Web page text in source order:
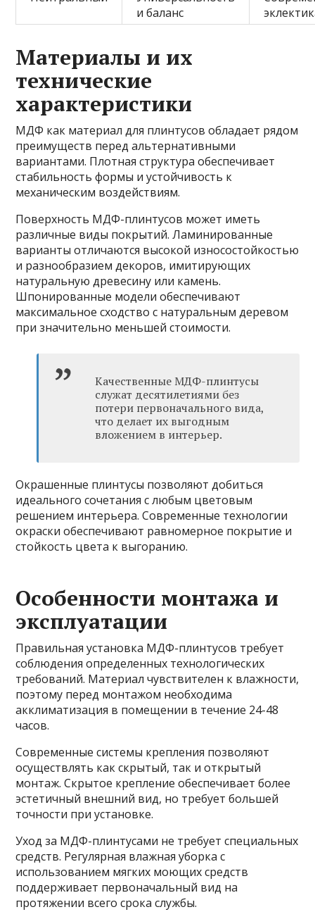
и баланс
Материалы и их
технические
характеристики
МДФ как материал для плинтусов обладает рядом
преимуществ перед альтернативными
вариантами. Плотная структура обеспечивает
стабильность формы и устойчивость к
механическим воздействиям.
Поверхность МДФ-плинтусов может иметь
различные виды покрытий. Ламинированные
варианты отличаются высокой износостойкостью
и разнообразием декоров, имитирующих
натуральную древесину или камень.
Шпонированные модели обеспечивают
максимальное сходство с натуральным деревом
при значительно меньшей стоимости.
Качественные МДФ-плинтусы
служат десятилетиями без
потери первоначального вида,
что делает их выгодным
вложением в интерьер.
Окрашенные плинтусы позволяют добиться
идеального сочетания с любым цветовым
решением интерьера. Современные технологии
окраски обеспечивают равномерное покрытие и
стойкость цвета к выгоранию.
Особенности монтажа и
эксплуатации
Правильная установка МДФ-плинтусов требует
соблюдения определенных технологических
требований. Материал чувствителен к влажности,
поэтому перед монтажом необходима
акклиматизация в помещении в течение 24-48
часов.
Современные системы крепления позволяют
осуществлять как скрытый, так и открытый
монтаж. Скрытое крепление обеспечивает более
эстетичный внешний вид, но требует большей
точности при установке.
Уход за МДФ-плинтусами не требует специальных
средств. Регулярная влажная уборка с
использованием мягких моющих средств
поддерживает первоначальный вид на
протяжении всего срока службы.